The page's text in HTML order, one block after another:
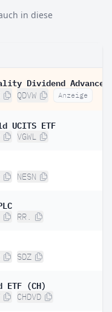
in diese
QDVW Anzeige
UCITS ETF
VGWL
NESN
RR.
SDZ
(CH)
CHDVD